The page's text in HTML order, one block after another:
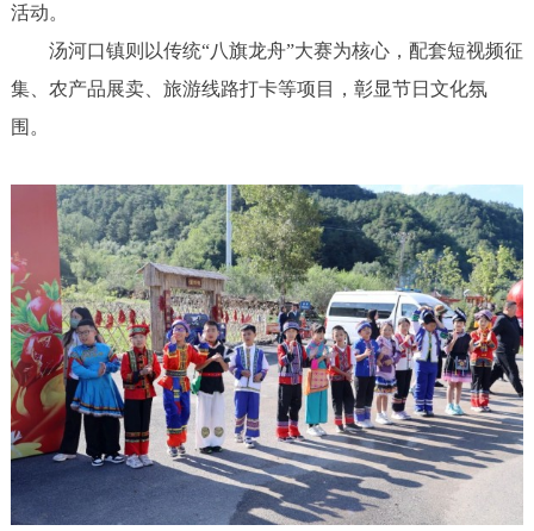
活动。
汤河口镇则以传统“八旗龙舟”大赛为核心，配套短视频征
集、农产品展卖、旅游线路打卡等项目，彰显节日文化氛
围。